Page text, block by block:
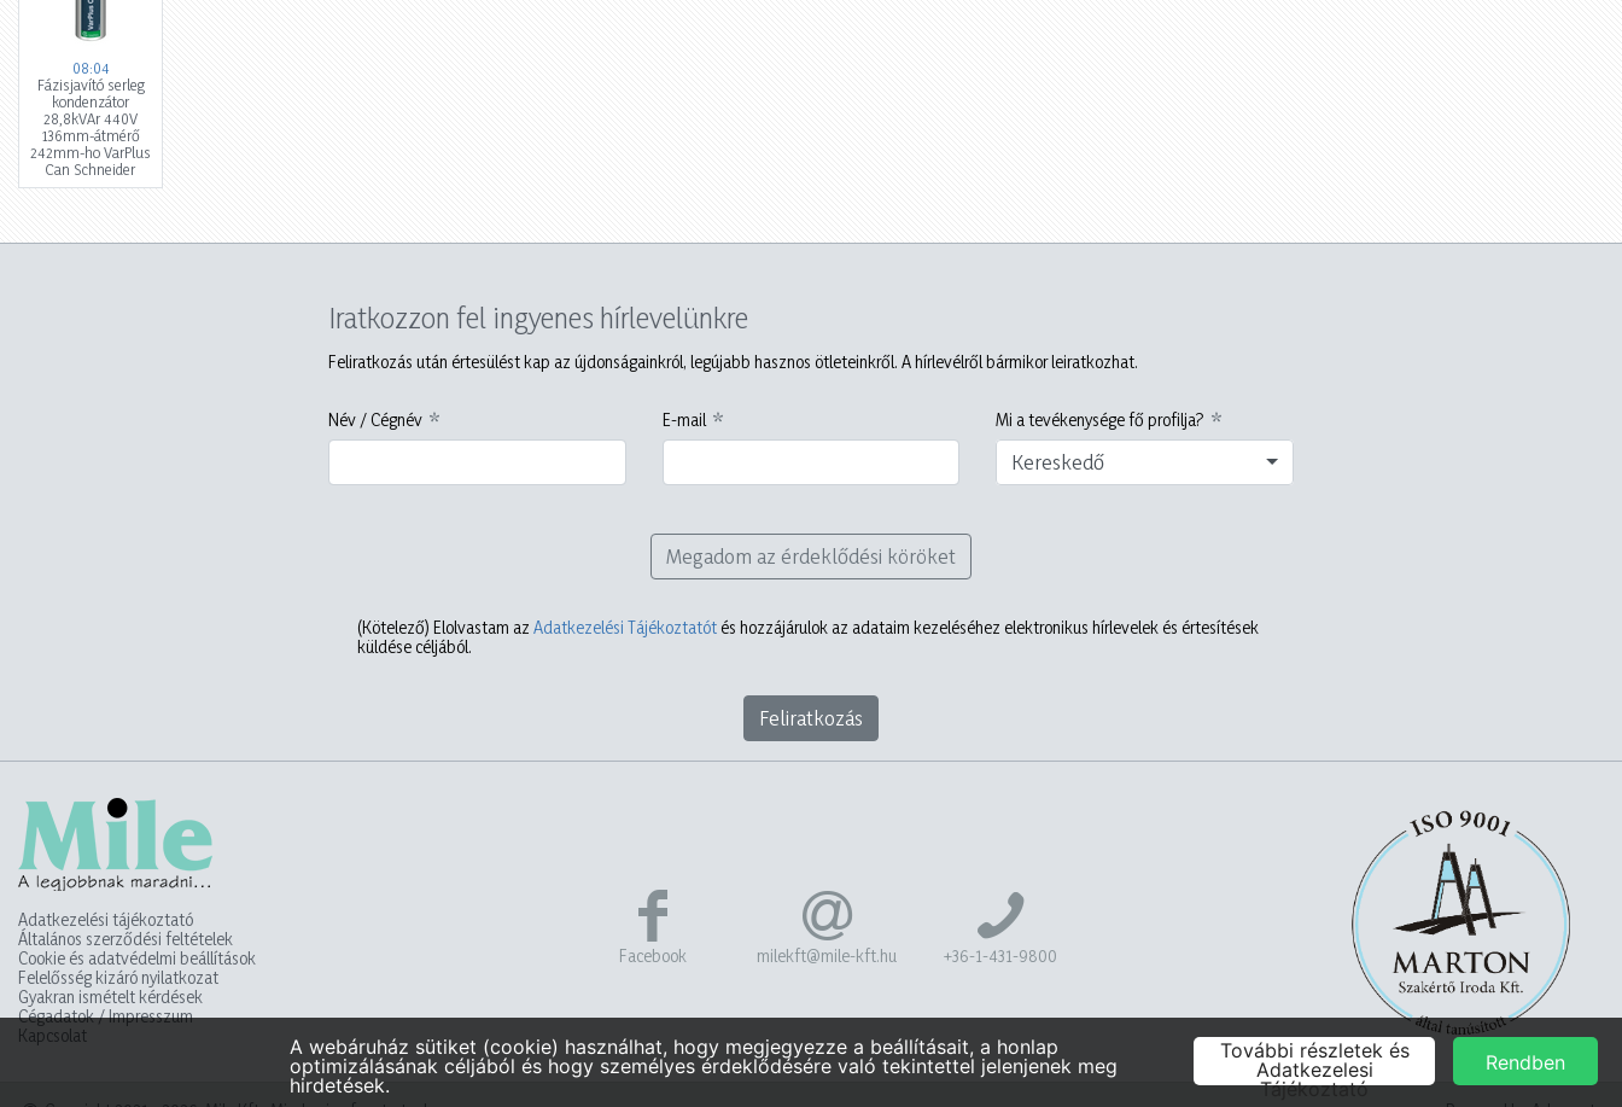
08:04
Fázisjavító serleg
kondenzátor
28,8kVAr 440V
136mm-átmérő
242mm-ho VarPlus
Can Schneider
Iratkozzon fel ingyenes hírlevelünkre
Feliratkozás után értesülést kap az újdonságainkról, legújabb hasznos ötleteinkről. A hírlevélről bármikor leiratkozhat.
Név / Cégnév E-mail Mi a tevékenysége fő profilja?
Kereskedő
Megadom az érdeklődési köröket
(Kötelező) Elolvastam az Adatkezelési Tájékoztatót és hozzájárulok az adataim kezeléséhez elektronikus hírlevelek és értesítések
küldése céljából.
Feliratkozás
Adatkezelési tájékoztató
Általános szerződési feltételek
Cookie és adatvédelmi beállítások
Felelősség kizáró nyilatkozat
Gyakran ismételt kérdések
Cégadatok / Impresszum
Kapcsolat
Facebook milekft@mile-kft.hu +36-1-431-9800